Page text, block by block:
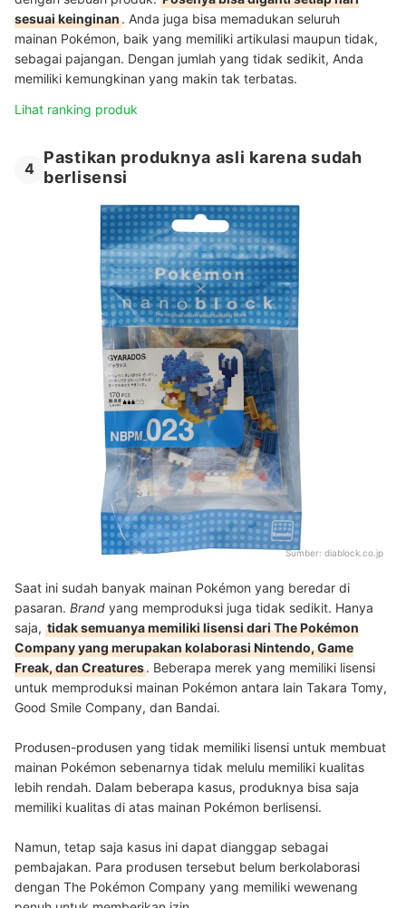
sesuai keinginan. Anda juga bisa memadukan seluruh
mainan Pokémon, baik yang memiliki artikulasi maupun tidak,
sebagai pajangan. Dengan jumlah yang tidak sedikit, Anda
memiliki kemungkinan yang makin tak terbatas.
Lihat ranking produk
4
Pastikan produknya asli karena sudah
berlisensi
Sumber: diablock.co.jp
Saat ini sudah banyak mainan Pokémon yang beredar di
pasaran. Brand yang memproduksi juga tidak sedikit. Hanya
saja, tidak semuanya memiliki lisensi dari The Pokémon
Company yang merupakan kolaborasi Nintendo, Game
Freak, dan Creatures. Beberapa merek yang memiliki lisensi
untuk memproduksi mainan Pokémon antara lain Takara Tomy,
Good Smile Company, dan Bandai.
Produsen-produsen yang tidak memiliki lisensi untuk membuat
mainan Pokémon sebenarnya tidak melulu memiliki kualitas
lebih rendah. Dalam beberapa kasus, produknya bisa saja
memiliki kualitas di atas mainan Pokémon berlisensi.
Namun, tetap saja kasus ini dapat dianggap sebagai
pembajakan. Para produsen tersebut belum berkolaborasi
dengan The Pokémon Company yang memiliki wewenang